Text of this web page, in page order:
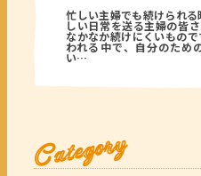
忙しい主婦でも続けられ
しい日常を送る主婦の皆
なかなか続けにくいもの
われる中で、自分のため
い…
Category